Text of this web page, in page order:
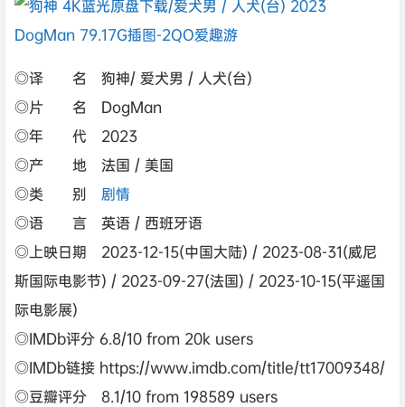
◎译 名 狗神/ 爱犬男 / 人犬(台)
◎片 名 DogMan
◎年 代 2023
◎产 地 法国 / 美国
◎类 别 剧情
◎语 言 英语 / 西班牙语
◎上映日期 2023-12-15(中国大陆) / 2023-08-31(威尼
斯国际电影节) / 2023-09-27(法国) / 2023-10-15(平遥国
际电影展)
◎IMDb评分 6.8/10 from 20k users
◎IMDb链接 https://www.imdb.com/title/tt17009348/
◎豆瓣评分 8.1/10 from 198589 users